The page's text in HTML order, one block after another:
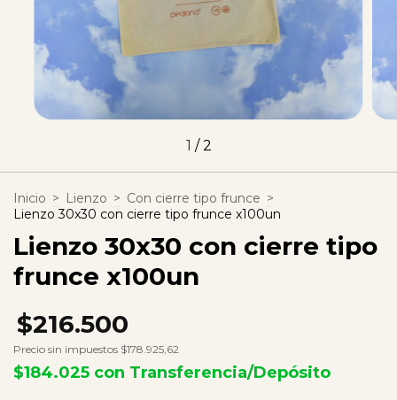
1 /2
Inicio > Lienzo > Con cierre tipo frunce >
Lienzo 30x30 con cierre tipo frunce x100un
Lienzo 30x30 con cierre tipo
frunce x100un
$216.500
Precio sin impuestos $178.925,62
$184.025 con Transferencia/Depósito